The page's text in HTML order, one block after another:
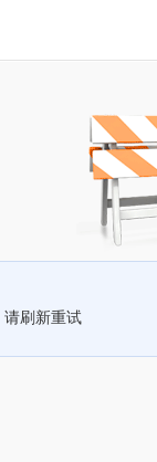
请刷新重试